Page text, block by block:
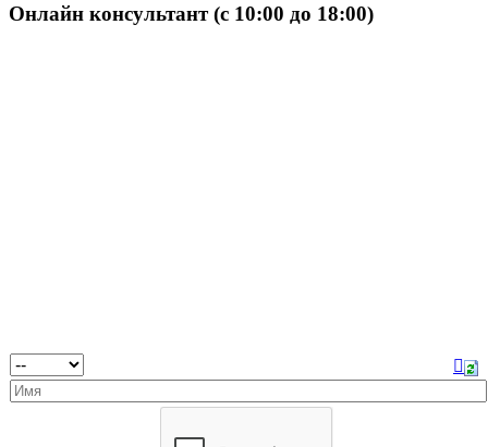
Онлайн консультант (с 10:00 до 18:00)